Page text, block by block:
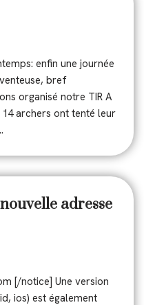
enfin une journée
bref
organisé notre TIR A
14 archers ont tenté leur
adresse
[/notice] Une version
ios) est également